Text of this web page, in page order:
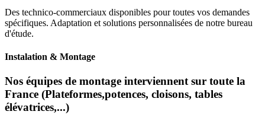
Des technico-commerciaux disponibles pour toutes vos demandes
spécifiques. Adaptation et solutions personnalisées de notre bureau
d'étude.
Instalation & Montage
Nos équipes de montage interviennent sur toute la
France (Plateformes,potences, cloisons, tables
élévatrices,...)